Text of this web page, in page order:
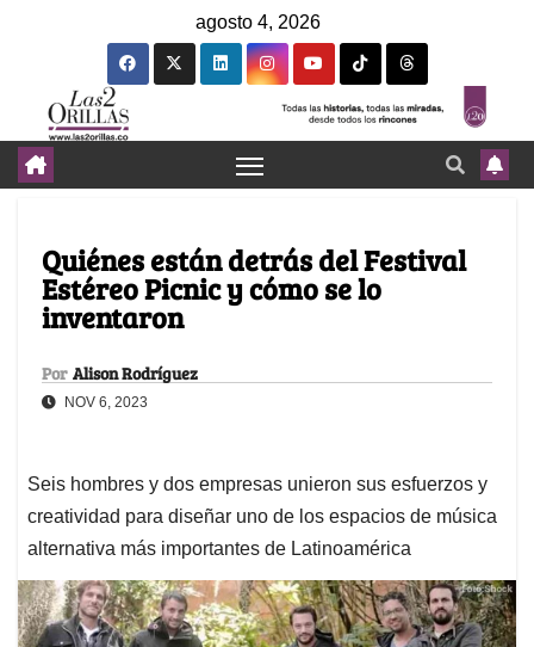
agosto 4, 2026
Quiénes están detrás del Festival
Estéreo Picnic y cómo se lo
inventaron
Por Alison Rodríguez
NOV 6, 2023
Seis hombres y dos empresas unieron sus esfuerzos y
creatividad para diseñar uno de los espacios de música
alternativa más importantes de Latinoamérica